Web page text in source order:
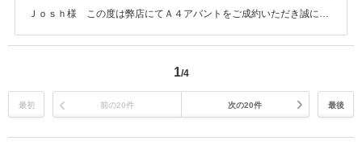
Ｊｏｓｈ様 この度は弊店にてＡ４アバントをご成約いただき誠にあ
緊急対応など、お困りの際にお役にたてますよう全力でサポートさせ
1/4
最初 前の20件 次の20件 最後